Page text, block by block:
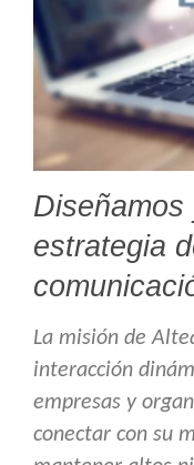
estrategia
La misión de
interacción
empresas y
conectar con su